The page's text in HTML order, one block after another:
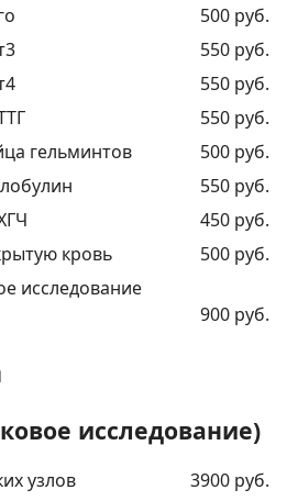
500 руб.
550 руб.
550 руб.
550 руб.
гельминтов
500 руб.
550 руб.
450 руб.
кровь
500 руб.
исследование
900 руб.
исследование)
узлов
3900 руб.